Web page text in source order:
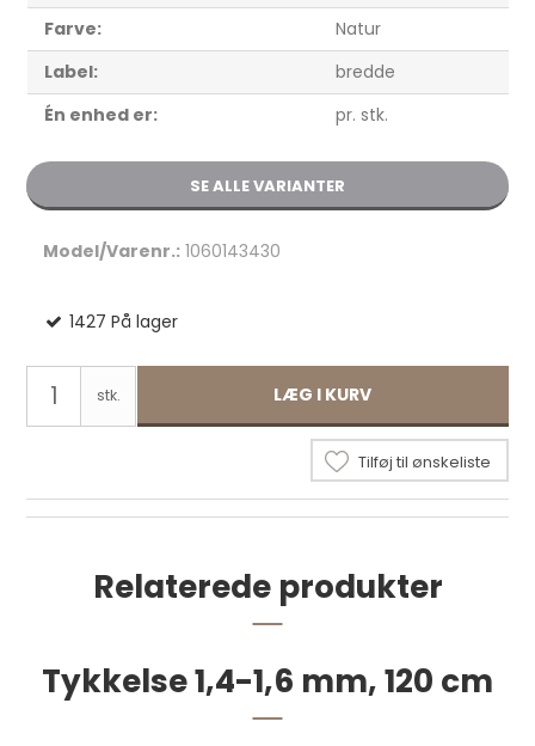
Remme 1,0-1,2 mm, 120 cm, brun 14 mm
Brun bredde pr. stk.
36,40 DKK
Remme 2,0-2,2 mm, 120 cm, natur 17 mm
Natur bredde pr. stk.
39,10 DKK
Farve:
Natur
Label:
bredde
Én enhed er:
pr. stk.
SE ALLE VARIANTER
Model/Varenr.: 1060143430
1427 På lager
stk. LÆG I KURV
Tilføj til ønskeliste
Relaterede produkter
Tykkelse 1,4-1,6 mm, 120 cm